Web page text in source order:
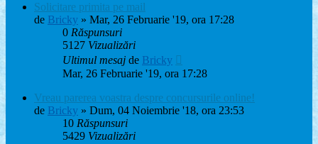
Solicitare primita pe mail
de Bricky » Mar, 26 Februarie '19, ora 17:28
0 Răspunsuri
5127 Vizualizări
Ultimul mesaj de Bricky
Mar, 26 Februarie '19, ora 17:28
Vreau parerea voastra despre concursurile online!
de Bricky » Dum, 04 Noiembrie '18, ora 23:53
10 Răspunsuri
5429 Vizualizări